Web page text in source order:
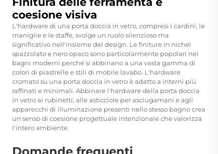
coesione visiva
L'hardware di una porta doccia in vetro, compresi i cardini, le
maniglie e le staffe, svolge un ruolo silenzioso ma
significativo nell'insieme del design. Le finiture in nichel
spazzolato e nero opaco sono particolarmente popolari nei
bagni moderni perché si abbinano a una vasta gamma di
colori di piastrelle e stili di mobile lavabo. L'hardware
cromato su una porta doccia in vetro è adatto a interni più
raffinati e minimali. Abbinare l'hardware della porta doccia
in vetro ai rubinetti, alle asticciole per asciugamani e agli
apparecchi di illuminazione presenti nello stesso bagno crea
un senso di coesione progettuale intenzionale che valorizza
l'intero ambiente.